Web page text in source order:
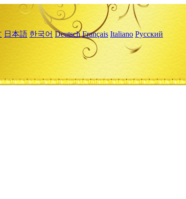
日本語 한국어 Deutsch Français Italiano Русский